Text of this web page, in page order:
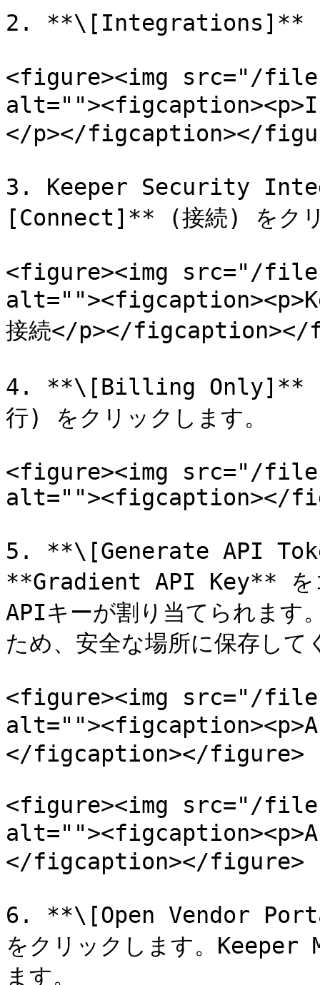
2. **\[Integrations]** (統
<figure><img src="/
</p></figcaption></
3. Keeper Security
[Connect]** (接続) をクリ
<figure><img src="/files/
接続</p></
4. **\[Billing Only]**
行) をクリックします。
<figure><img src="/files/
alt=""><figcaption></
5. **\[Generate API
**Gradient API Key** をコ
APIキーが割り当てられます
ため、安全な場所に保存して
<figure><img src="/files/
</figcaption></figure>
<figure><img src="/files/
</figcaption></figure>
6. **\[Open Vendor
をクリックします。Keeper
ます。